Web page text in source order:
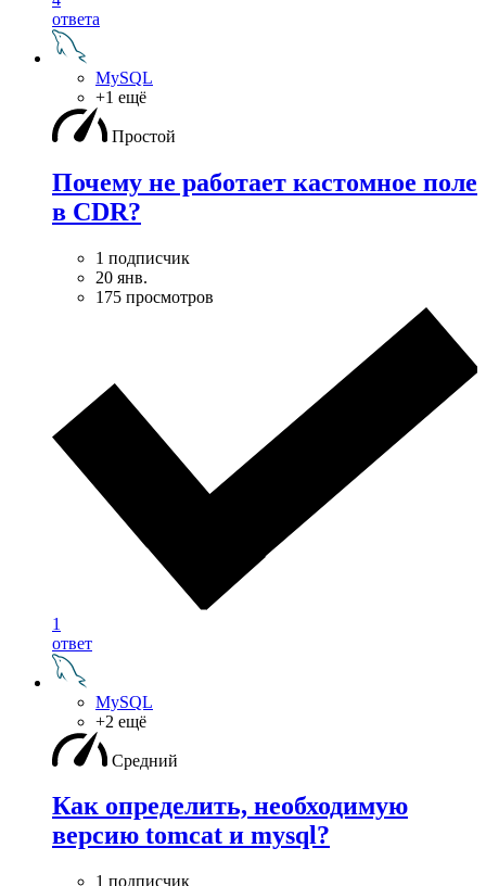
ответа
MySQL
+1 ещё
Простой
Почему не работает кастомное поле
в CDR?
1 подписчик
20 янв.
175 просмотров
1
ответ
MySQL
+2 ещё
Средний
Как определить, необходимую
версию tomcat и mysql?
1 подписчик